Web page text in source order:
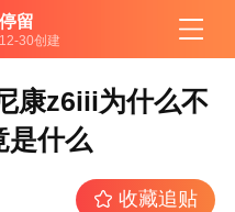
留
30创建
康z6iii为什么不
是什么
收藏追贴